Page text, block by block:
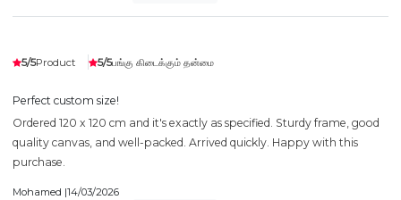
5/5Product 5/5பங்கு கிடைக்கும் தன்மை
Perfect custom size!
Ordered 120 x 120 cm and it's exactly as specified. Sturdy frame, good
quality canvas, and well-packed. Arrived quickly. Happy with this
purchase.
Mohamed |14/03/2026